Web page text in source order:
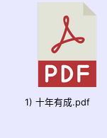
1) 十年有成.pdf